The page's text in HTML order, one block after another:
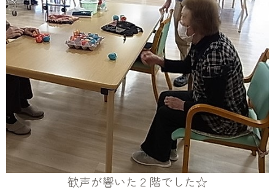
歓声が響いた２階でした☆